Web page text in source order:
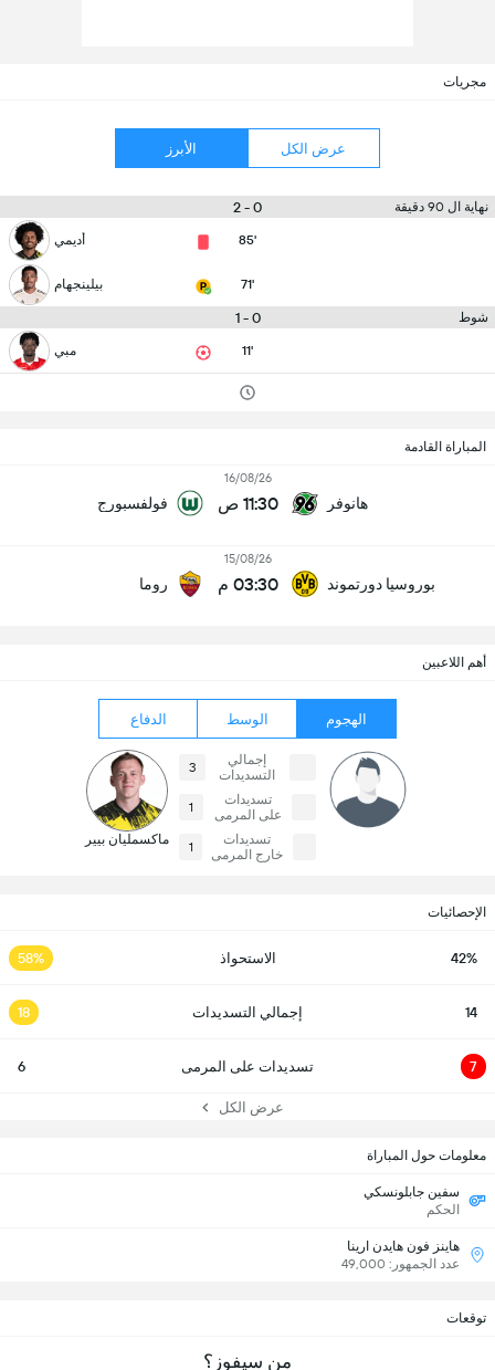
مجريات
عرض الكل الأبرز
نهاية ال 90 دقيقة 0 - 2
85' أديمي
71' بيلينجهام
شوط 0 - 1
11' مبي
المباراة القادمة
هانوفر
16/08/26
11:30 ص فولفسبورج
بوروسيا دورتموند
15/08/26
03:30 م روما
أهم اللاعبين
الهجوم الوسط الدفاع
إجمالي
التسديدات
3
تسديدات
على المرمى
1
تسديدات
خارج المرمى
1 ماكسمليان بيير
الإحصائيات
42% الاستحواذ 58%
14 إجمالي التسديدات 18
7 تسديدات على المرمى 6
عرض الكل
معلومات حول المباراة
سفين جابلونسكي
الحكم
هاينز فون هايدن ارينا
عدد الجمهور: 49,000
توقعات
من سيفوز؟